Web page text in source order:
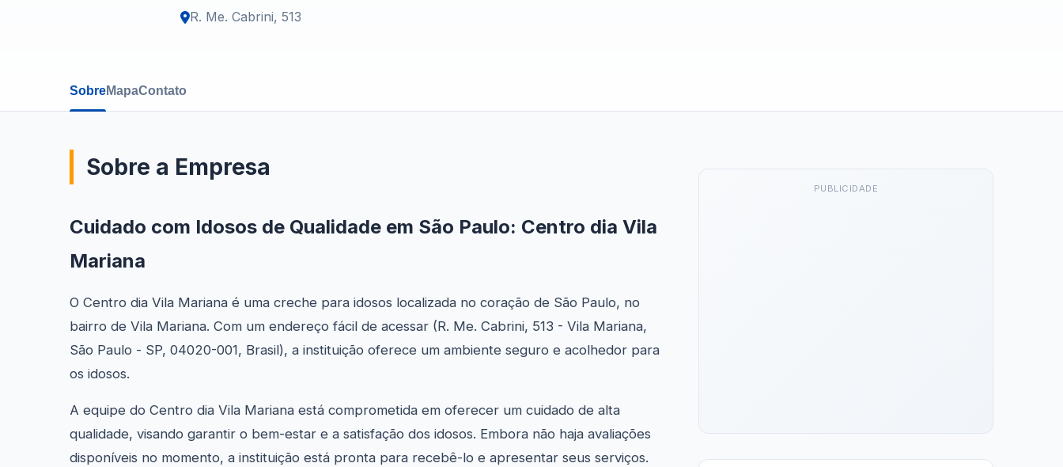
R. Me. Cabrini, 513
SobreMapaContato
Sobre a Empresa
Cuidado com Idosos de Qualidade em São Paulo: Centro dia Vila
Mariana
O Centro dia Vila Mariana é uma creche para idosos localizada no coração de São Paulo, no
bairro de Vila Mariana. Com um endereço fácil de acessar (R. Me. Cabrini, 513 - Vila Mariana,
São Paulo - SP, 04020-001, Brasil), a instituição oferece um ambiente seguro e acolhedor para
os idosos.
A equipe do Centro dia Vila Mariana está comprometida em oferecer um cuidado de alta
qualidade, visando garantir o bem-estar e a satisfação dos idosos. Embora não haja avaliações
disponíveis no momento, a instituição está pronta para recebê-lo e apresentar seus serviços.
PUBLICIDADE